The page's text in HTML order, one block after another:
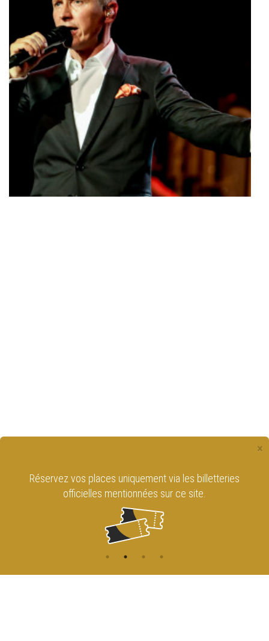
×
Réservez vos places uniquement via les billetteries
officielles mentionnées sur ce site.